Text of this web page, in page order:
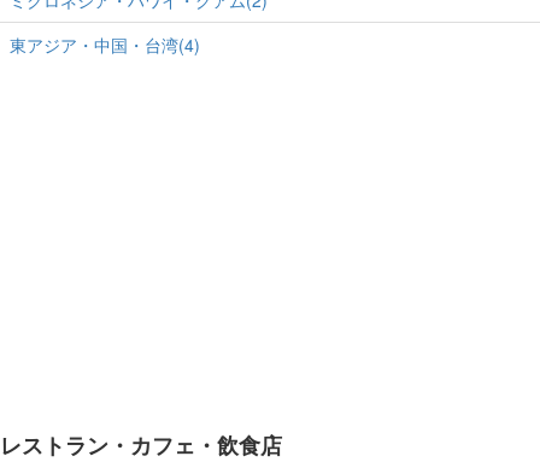
東アジア・中国・台湾(4)
レストラン・カフェ・飲食店